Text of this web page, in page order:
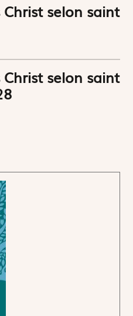
Christ selon saint
Christ selon saint